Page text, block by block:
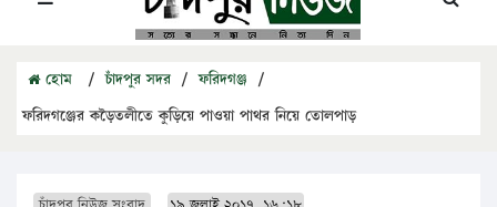
হোম / চাঁদপুর সদর / ফরিদগঞ্জ /
ফরিদগঞ্জের কড়ৈতলীতে কুড়িয়ে পাওয়া পাথর নিয়ে তোলপাড়